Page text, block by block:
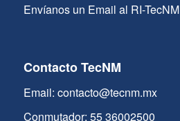
Envíanos un Email al RI-TecNM
Contacto TecNM
Email: contacto@tecnm.mx
Conmutador: 55 36002500